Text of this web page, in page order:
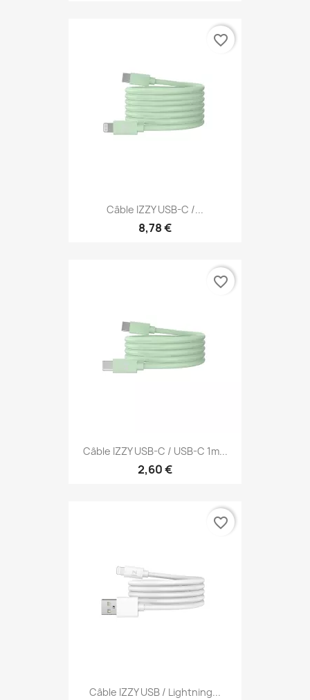
Câble IZZY USB-C /...
8,78 €
favorite_border
Câble IZZY USB-C / USB-C 1m...
2,60 €
favorite_border
Câble IZZY USB / Lightning...
favorite_border